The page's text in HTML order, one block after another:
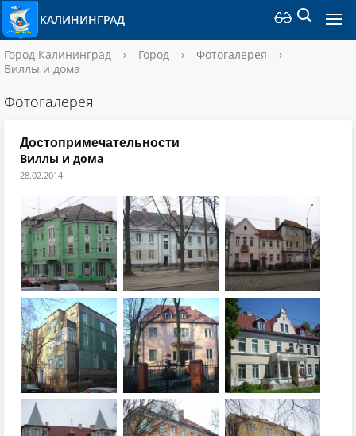
КАЛИНИНГРАД
Город Калининград › Город › Фотогалерея
›
Виллы и дома
Фотогалерея
Достопримечательности
Виллы и дома
28.02.2014